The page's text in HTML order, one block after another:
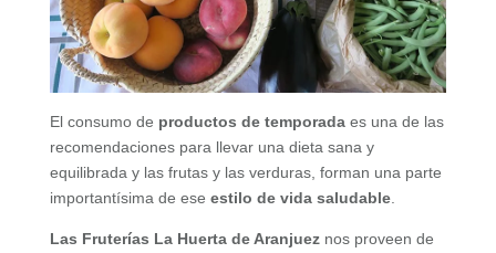
El consumo de productos de temporadaes una de las
recomendaciones para llevar una dieta sana y
equilibrada y las frutas y las verduras, forman una parte
importantísima de ese estilo de vida saludable.
Las Fruterías La Huerta de Aranjueznos proveen de